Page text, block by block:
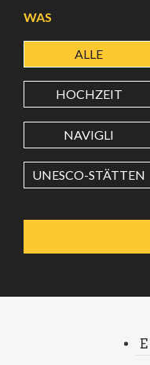
BREITENGRAD
LÄNGENGRAD
Wert in
WAS
ALLE
HOCHZEIT
NAVIGLI
UNESCO-STÄTTEN